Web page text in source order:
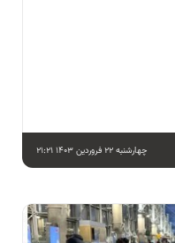
چهارشنبه 22 فروردین 1403 21:21